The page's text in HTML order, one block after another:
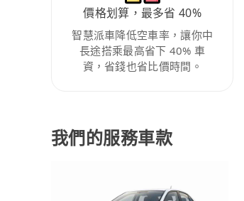
價格划算，最多省 40%
智慧派車降低空車率，讓你中
長途搭乘最高省下 40% 車
資，省錢也省比價時間。
我們的服務車款